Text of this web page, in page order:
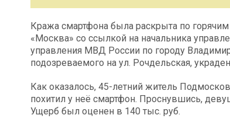
Кража смартфона была раскрыта по
«Москва» со ссылкой на начальника
управления МВД России по городу
подозреваемого на ул. Рочдельская,
Как оказалось, 45-летний житель
похитил у неё смартфон. Проснувшись,
Ущерб был оценен в 140 тыс. руб.